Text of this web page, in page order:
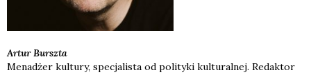
Artur Burszta
Menadżer kultury, specjalista od polityki kulturalnej. Redaktor